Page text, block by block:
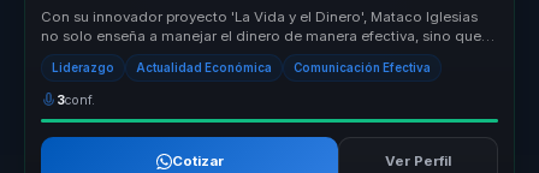
Con su innovador proyecto 'La Vida y el Dinero', Mataco Iglesias
no solo enseña a manejar el dinero de manera efectiva, sino que
también ...
Liderazgo Actualidad Económica Comunicación Efectiva
3conf.
Cotizar Ver Perfil